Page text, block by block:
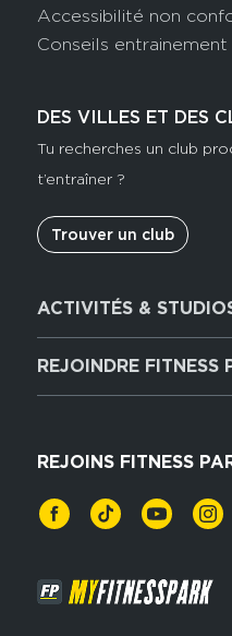
Accessibilité non
Conseils
DES VILLES ET DES
Tu recherches un club
t’entraîner ?
Trouver un club
ACTIVITÉS &
Cardio training
Musculation
Hyrox Zone
REJOINDRE FITNESS
Recrutement
REJOINS FITNESS